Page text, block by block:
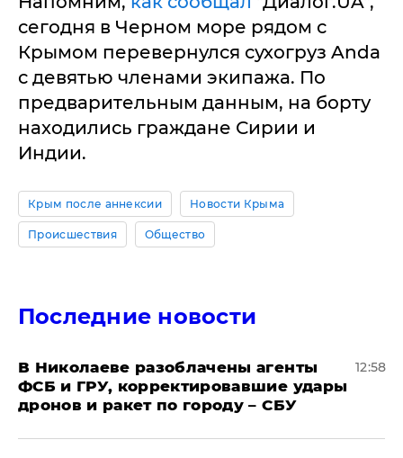
сегодня в Черном море рядом с
Крымом перевернулся сухогруз Anda
с девятью членами экипажа. По
предварительным данным, на борту
находились граждане Сирии и
Индии.
Крым после аннексии Новости Крыма
Происшествия Общество
Последние новости
В Николаеве разоблачены агенты
ФСБ и ГРУ, корректировавшие удары
дронов и ракет по городу – СБУ
12:58